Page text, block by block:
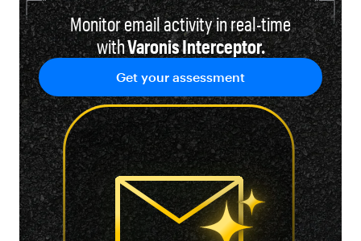
Monitor email activity in real-time
withVaronis Interceptor.
Get your assessment